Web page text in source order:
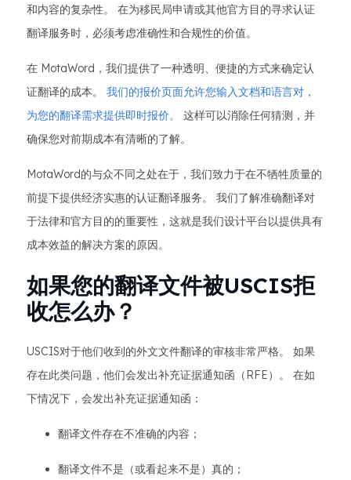
和内容的复杂性。 在为移民局申请或其他官方目的寻求认证
翻译服务时，必须考虑准确性和合规性的价值。
在 MotaWord，我们提供了一种透明、便捷的方式来确定认
证翻译的成本。 我们的报价页面允许您输入文档和语言对，
为您的翻译需求提供即时报价。
这样可以消除任何猜测，并
确保您对前期成本有清晰的了解。
MotaWord的与众不同之处在于，我们致力于在不牺牲质量的
前提下提供经济实惠的认证翻译服务。 我们了解准确翻译对
于法律和官方目的的重要性，这就是我们设计平台以提供具有
成本效益的解决方案的原因。
如果您的翻译文件被USCIS拒
收怎么办？
USCIS对于他们收到的外文文件翻译的审核非常严格。 如果
存在此类问题，他们会发出补充证据通知函（RFE）。 在如
下情况下，会发出补充证据通知函：
翻译文件存在不准确的内容；
翻译文件不是（或看起来不是）真的；